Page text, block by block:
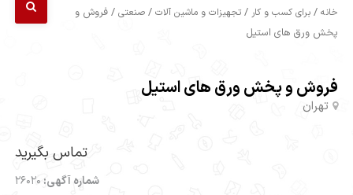
خانه /برای کسب و کار /تجهیزات و ماشین آلات /صنعتی / فروش و
پخش ورق های استیل
فروش و پخش ورق های استیل
تهران
تماس بگیرید
شماره آگهی: 26020